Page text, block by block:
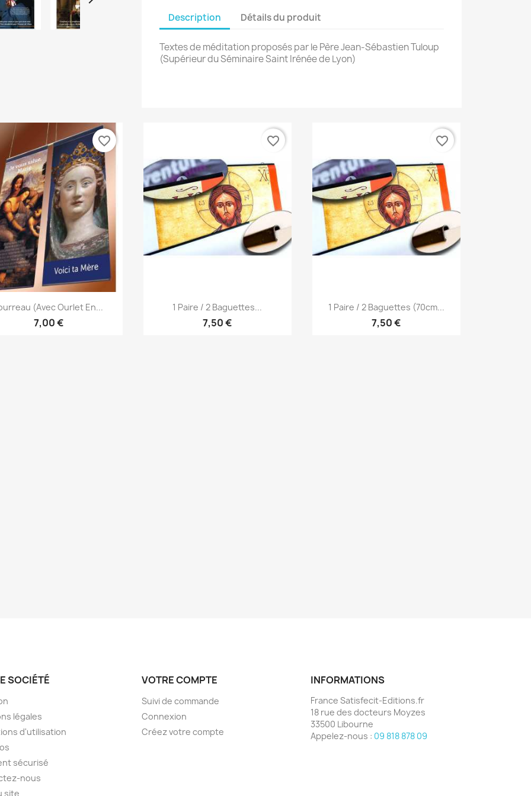
Description Détails du produit
Textes de méditation proposés par le Père Jean-Sébastien Tuloup
(Supérieur du Séminaire Saint Irénée de Lyon)
Aperçu rapide
(avec Ourlet En...
7,00 €
favorite_border
Aperçu rapide
1 Paire / 2 Baguettes...
7,50 €
favorite_border
 Aperçu rapide
1 Paire / 2 Baguettes (70cm...
7,50 €
favorite_border
SOCIÉTÉ
légales
d'utilisation
sécurisé
nous
site
VOTRE COMPTE
Suivi de commande
Connexion
Créez votre compte
INFORMATIONS
France Satisfecit-Editions.fr
18 rue des docteurs Moyzes
33500 Libourne
Appelez-nous : 09 818 878 09